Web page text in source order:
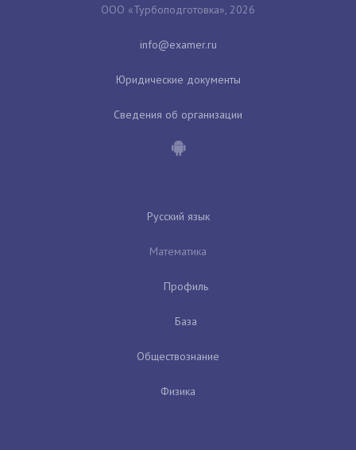
ООО «Турбоподготовка», 2026
Юридические документы
Сведения об организации
Русский язык
Математика
Профиль
База
Обществознание
Физика